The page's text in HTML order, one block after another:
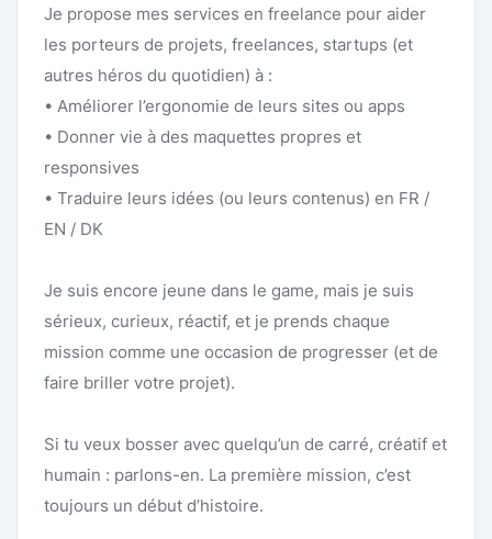
Je propose mes services en freelance pour aider
les porteurs de projets, freelances, startups (et
autres héros du quotidien) à :
• Améliorer l’ergonomie de leurs sites ou apps
• Donner vie à des maquettes propres et
responsives
• Traduire leurs idées (ou leurs contenus) en FR /
EN / DK
Je suis encore jeune dans le game, mais je suis
sérieux, curieux, réactif, et je prends chaque
mission comme une occasion de progresser (et de
faire briller votre projet).
Si tu veux bosser avec quelqu’un de carré, créatif et
humain : parlons-en. La première mission, c’est
toujours un début d’histoire.